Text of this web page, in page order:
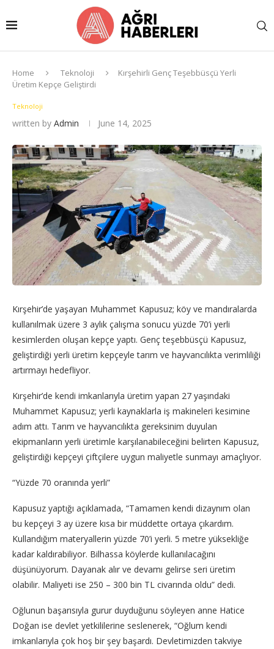
Home Teknoloji
Kırşehirli Genç Teşebbüsçü Yerli
Üretim Kepçe Geliştirdi
Teknoloji
written by Admin June 14, 2025
Kırşehir’de yaşayan Muhammet Kapusuz; köy ve mandıralarda
kullanılmak üzere 3 aylık çalışma sonucu yüzde 70’i yerli
kesimlerden oluşan kepçe yaptı. Genç teşebbüsçü Kapusuz,
geliştirdiği yerli üretim kepçeyle tarım ve hayvancılıkta verimliliği
artırmayı hedefliyor.
Kırşehir’de kendi imkanlarıyla üretim yapan 27 yaşındaki
Muhammet Kapusuz; yerli kaynaklarla iş makineleri kesimine
adım attı. Tarım ve hayvancılıkta gereksinim duyulan
ekipmanların yerli üretimle karşılanabileceğini belirten Kapusuz,
geliştirdiği kepçeyi çiftçilere uygun maliyetle sunmayı amaçlıyor.
“Yüzde 70 oranında yerli”
Kapusuz yaptığı açıklamada, “Tamamen kendi dizaynım olan
bu kepçeyi 3 ay üzere kısa bir müddette ortaya çıkardım.
Kullandığım materyallerin yüzde 70’i yerli. 5 metre yüksekliğe
kadar kaldırabiliyor. Bilhassa köylerde kullanılacağını
düşünüyorum. Dayanak alır ve devamı gelirse seri üretim
olabilir. Maliyeti ise 250 – 300 bin TL civarında oldu” dedi.
Oğlunun başarısıyla gurur duyduğunu söyleyen anne Hatice
Doğan ise devlet yetkililerine seslenerek, “Oğlum kendi
imkanlarıyla çok hoş bir şey başardı. Devletimizden takviye